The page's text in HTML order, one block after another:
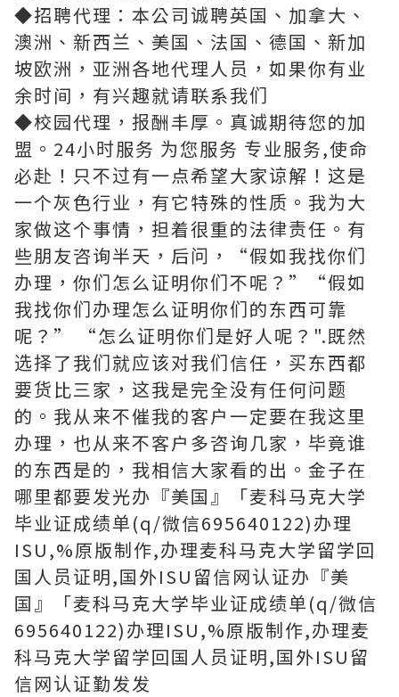
◆招聘代理：本公司诚聘英国、加拿大、
澳洲、新西兰、美国、法国、德国、新加
坡欧洲，亚洲各地代理人员，如果你有业
余时间，有兴趣就请联系我们
◆校园代理，报酬丰厚。真诚期待您的加
盟。24小时服务 为您服务 专业服务,使命
必赴！只不过有一点希望大家谅解！这是
一个灰色行业，有它特殊的性质。我为大
家做这个事情，担着很重的法律责任。有
些朋友咨询半天，后问，“假如我找你们
办理，你们怎么证明你们不呢？”“假如
我找你们办理怎么证明你们的东西可靠
呢？” “怎么证明你们是好人呢？".既然
选择了我们就应该对我们信任，买东西都
要货比三家，这我是完全没有任何问题
的。我从来不催我的客户一定要在我这里
办理，也从来不客户多咨询几家，毕竟谁
的东西是的，我相信大家看的出。金子在
哪里都要发光办『美国』「麦科马克大学
毕业证成绩单(q/微信695640122)办理
ISU,%原版制作,办理麦科马克大学留学回
国人员证明,国外ISU留信网认证办『美
国』「麦科马克大学毕业证成绩单(q/微信
695640122)办理ISU,%原版制作,办理麦
科马克大学留学回国人员证明,国外ISU留
信网认证勤发发